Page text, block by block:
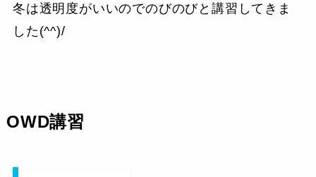
冬は透明度がいいのでのびのびと講習してきま
した(^^)/
OWD講習